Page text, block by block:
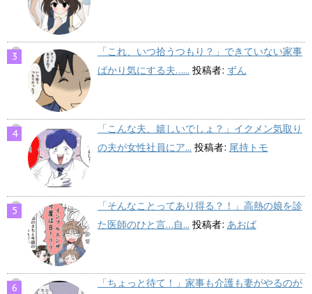
「これ、いつ拾うつもり？」できていない家事
ばかり気にする夫…... 投稿者: ずん
「こんな夫、嬉しいでしょ？」イクメン気取り
の夫が女性社員にア... 投稿者: 尾持トモ
「そんなことってあり得る？！」高熱の娘を診
た医師のひと言…自... 投稿者: あおば
「ちょっと待て！」家事も介護も妻がやるのが